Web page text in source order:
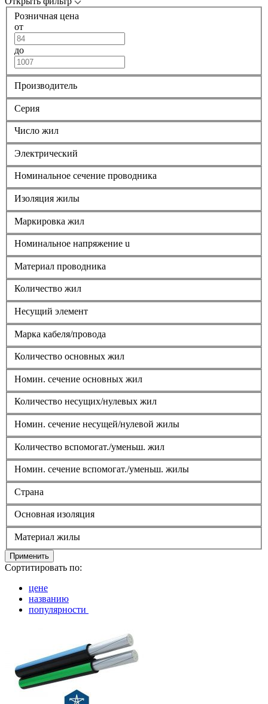
Розничная цена
от
до
Производитель
Серия
Число жил
Электрический
Номинальное сечение проводника
Изоляция жилы
Маркировка жил
Номинальное напряжение u
Материал проводника
Количество жил
Несущий элемент
Марка кабеля/провода
Количество основных жил
Номин. сечение основных жил
Количество несущих/нулевых жил
Номин. сечение несущей/нулевой жилы
Количество вспомогат./уменьш. жил
Номин. сечение вспомогат./уменьш. жилы
Страна
Основная изоляция
Материал жилы
Применить
Сортитировать по:
цене
названию
популярности